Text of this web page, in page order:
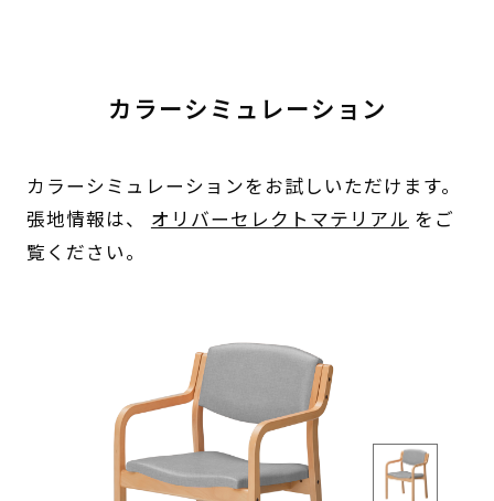
カラーシミュレーション
カラーシミュレーションをお試しいただけます。
張地情報は、 オリバーセレクトマテリアル をご
覧ください。